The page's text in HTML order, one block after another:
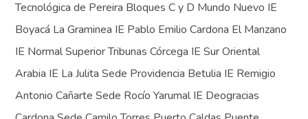
Tecnológica de Pereira Bloques C y D Mundo Nuevo IE
Boyacá La Graminea IE Pablo Emilio Cardona El Manzano
IE Normal Superior Tribunas Córcega IE Sur Oriental
Arabia IE La Julita Sede Providencia Betulia IE Remigio
Antonio Cañarte Sede Rocío Yarumal IE Deogracias